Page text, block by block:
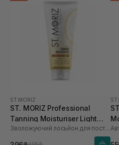
ST.MORIZ
ST. MORIZ Professional
Tanning Moisturiser Light
200 мл
Зволожуючий лосьйон для поступової засмаги